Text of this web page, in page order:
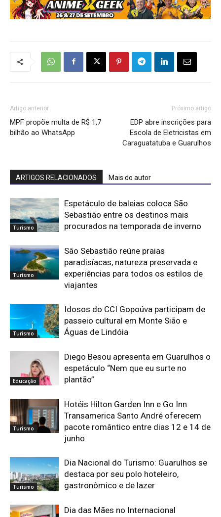
Artigo anterior
MPF propõe multa de R$ 1,7
bilhão ao WhatsApp
Próximo artigo
EDP abre inscrições para
Escola de Eletricistas em
Caraguatatuba e Guarulhos
ARTIGOS RELACIONADOS Mais do autor
Turismo
Espetáculo de baleias coloca São
Sebastião entre os destinos mais
procurados na temporada de inverno
Turismo
São Sebastião reúne praias
paradisíacas, natureza preservada e
experiências para todos os estilos de
viajantes
Turismo
Idosos do CCI Gopoúva participam de
passeio cultural em Monte Sião e
Águas de Lindóia
Educação
Diego Besou apresenta em Guarulhos o
espetáculo “Nem que eu surte no
plantão”
Turismo
Hotéis Hilton Garden Inn e Go Inn
Transamerica Santo André oferecem
pacote romântico entre dias 12 e 14 de
junho
Turismo
Dia Nacional do Turismo: Guarulhos se
destaca por seu polo hoteleiro,
gastronômico e de lazer
Dia das Mães no Internacional